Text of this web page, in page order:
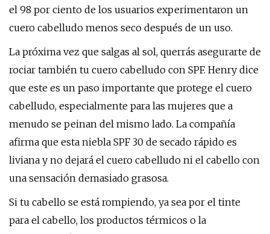
el 98 por ciento de los usuarios experimentaron un
cuero cabelludo menos seco después de un uso.
La próxima vez que salgas al sol, querrás asegurarte de
rociar también tu cuero cabelludo con SPF. Henry dice
que este es un paso importante que protege el cuero
cabelludo, especialmente para las mujeres que a
menudo se peinan del mismo lado. La compañía
afirma que esta niebla SPF 30 de secado rápido es
liviana y no dejará el cuero cabelludo ni el cabello con
una sensación demasiado grasosa.
Si tu cabello se está rompiendo, ya sea por el tinte
para el cabello, los productos térmicos o la